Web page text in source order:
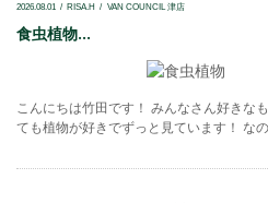
2026.08.01 RISA.H VAN COUNCIL 津店
食虫植物...
こんにちは竹田です！ みんなさん好きな
ても植物が好きでずっと見ています！ な